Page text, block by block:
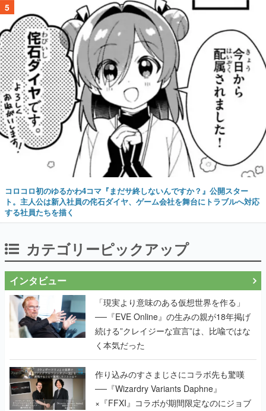
5
コロコロ初のゆるかわ4コマ『まだサ終しないんですか？』公開スター
ト。主人公は新入社員の侘石ダイヤ、ゲーム会社を舞台にトラブルへ対応
する社員たちを描く
カテゴリーピックアップ
インタビュー
「現実より意味のある仮想世界を作る」
──『EVE Online』の生みの親が18年掲げ
続ける”クレイジーな宣言”は、比喩ではな
く本気だった
作り込みのすさまじさにコラボ先も驚嘆
──『Wizardry Variants Daphne』
×『FFXI』コラボが期間限定なのにジョブ